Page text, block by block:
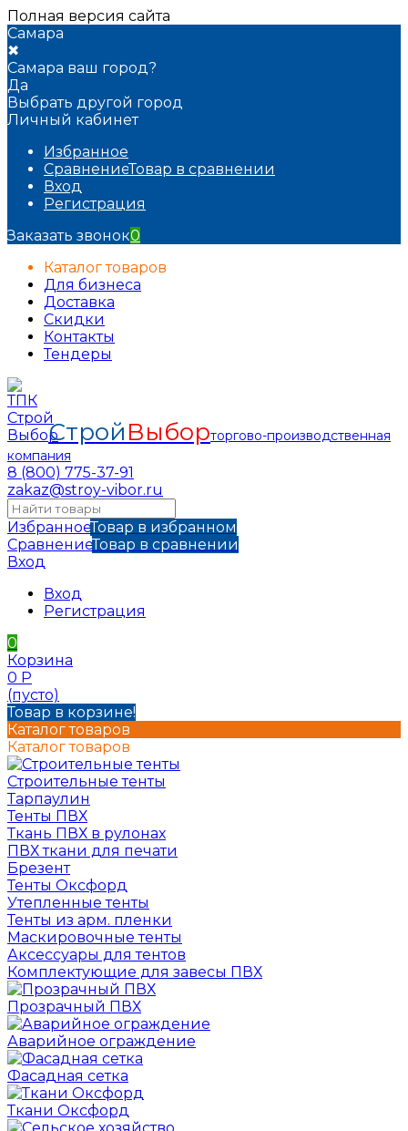
Полная версия сайта
Самара
✖
Самара ваш город?
Да
Выбрать другой город
Личный кабинет
Избранное
СравнениеТовар в сравнении
Вход
Регистрация
Заказать звонок0
Каталог товаров
Для бизнеса
Доставка
Скидки
Контакты
Тендеры
СтройВыборторгово-производственная
компания
8 (800) 775-37-91
zakaz@stroy-vibor.ru
ИзбранноеТовар в избранном
СравнениеТовар в сравнении
Вход
Вход
Регистрация
0
Корзина
0 Р
(пусто)
Товар в корзине!
Каталог товаров
Каталог товаров
Строительные тенты
Тарпаулин
Тенты ПВХ
Ткань ПВХ в рулонах
ПВХ ткани для печати
Брезент
Тенты Оксфорд
Утепленные тенты
Тенты из арм. пленки
Маскировочные тенты
Аксессуары для тентов
Комплектующие для завесы ПВХ
Прозрачный ПВХ
Аварийное ограждение
Фасадная сетка
Ткани Оксфорд